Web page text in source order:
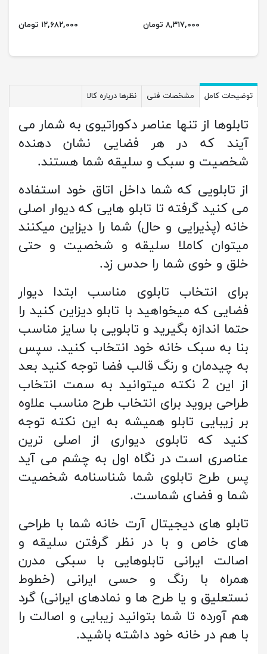
۸,۳۱۷,۰۰۰ تومان ۱۲,۶۸۲,۰۰۰ تومان
توضیحات کامل مشخصات فنی نظرها درباره کالا
تابلوها از تنها عناصر دکوراتیوی به شمار می
آیند که در هر فضایی نشان دهنده
شخصیت و سبک و سلیقه شما هستند.
از تابلویی که شما داخل اتاق خود استفاده
می کنید گرفته تا تابلو هایی که دیوار اصلی
خانه (پذیرایی و حال) شما را دیزاین میکنند
میتوان کاملا سلیقه و شخصیت و حتی
خلق و خوی شما را حدس زد.
برای انتخاب تابلوی مناسب ابتدا دیوار
فضایی که میخواهید با تابلو دیزاین کنید را
حتما اندازه بگیرید و تابلویی با سایز مناسب
بنا به سبک خانه خود انتخاب کنید. سپس
به چیدمان و رنگ قالب فضا توجه کنید بعد
از این 2 نکته میتوانید به سمت انتخاب
طراحی بروید برای انتخاب طرح مناسب علاوه
بر زیبایی تابلو همیشه به این نکته توجه
کنید که تابلوی دیواری از اصلی ترین
عناصری است در نگاه اول به چشم می آید
پس طرح تابلوی شما شناسنامه شخصیت
شما و فضای شماست.
تابلو های دیجیتال آرت خانه شما با طراحی
های خاص و با در نظر گرفتن سلیقه و
اصالت ایرانی تابلوهایی با سبکی مدرن
همراه با رنگ و حسی ایرانی (خطوط
نستعلیق و یا طرح ها و نمادهای ایرانی) گرد
هم آورده تا شما بتوانید زیبایی و اصالت را
با هم در خانه خود داشته باشید.